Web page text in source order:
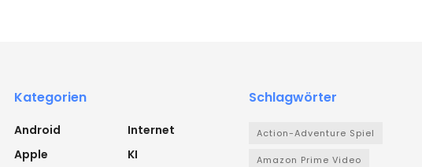
Kategorien
Android
Apple
Internet
KI
Schlagwörter
Action-Adventure Spiel
Amazon Prime Video